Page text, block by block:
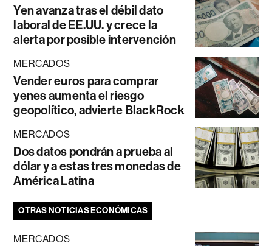
Yen avanza tras el débil dato
laboral de EE.UU. y crece la
alerta por posible intervención
MERCADOS
Vender euros para comprar
yenes aumenta el riesgo
geopolítico, advierte BlackRock
MERCADOS
Dos datos pondrán a prueba al
dólar y a estas tres monedas de
América Latina
OTRAS NOTICIAS ECONÓMICAS
MERCADOS